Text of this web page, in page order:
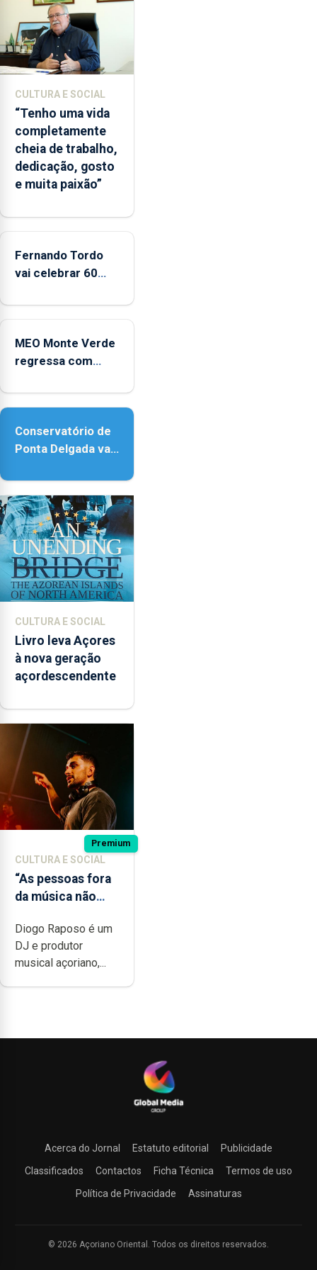
vez
desde
o
início
da
época
balnear
CULTURA E SOCIAL
“Tenho uma vida
completamente
cheia de trabalho,
dedicação, gosto
e muita paixão”
Fernando Tordo
vai celebrar 60
no Coliseu
MEO Monte Verde
regressa com
acessibilidade
Conservatório de
Ponta Delgada vai
instrumentos
CULTURA E SOCIAL
Livro leva Açores
à nova geração
açordescendente
Premium
CULTURA E SOCIAL
“As pessoas fora
da música não
quão difícil é
produzir uma
música”
Diogo Raposo é um
DJ e produtor
musical açoriano,...
Acerca do Jornal Estatuto editorial
Publicidade
Classificados
Contactos Ficha Técnica
Termos de uso
Política de Privacidade
Assinaturas
© 2026 Açoriano Oriental. Todos os direitos reservados.